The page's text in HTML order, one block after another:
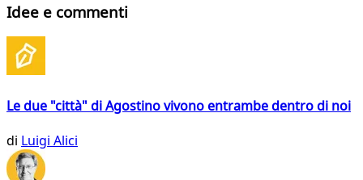
Idee e commenti
Le due "città" di Agostino vivono entrambe dentro di noi
di Luigi Alici